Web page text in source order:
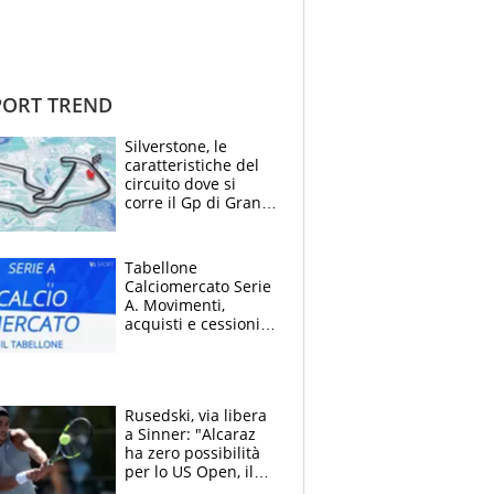
TREND
Silverstone, le
caratteristiche del
circuito dove si
corre il Gp di Gran
Tabellone
Calciomercato Serie
A. Movimenti,
acquisti e cessioni:
Rusedski, via libera
a Sinner: "Alcaraz
ha zero possibilità
per lo US Open, il